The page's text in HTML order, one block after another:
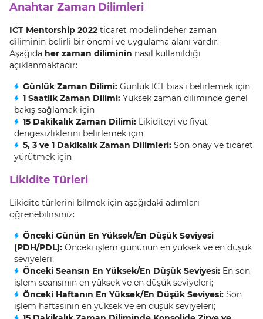
Anahtar Zaman Dilimleri
ICT Mentorship 2022 ticaret modelindeher zaman
diliminin belirli bir önemi ve uygulama alanı vardır.
Aşağıda her zaman diliminin nasıl kullanıldığı
açıklanmaktadır:
Günlük Zaman Dilimi: Günlük ICT bias’ı belirlemek için
1 Saatlik Zaman Dilimi: Yüksek zaman diliminde genel
bakış sağlamak için
15 Dakikalık Zaman Dilimi: Likiditeyi ve fiyat
dengesizliklerini belirlemek için
5, 3 ve 1 Dakikalık Zaman Dilimleri: Son onay ve ticaret
yürütmek için
Likidite Türleri
Likidite türlerini bilmek için aşağıdaki adımları
öğrenebilirsiniz:
Önceki Günün En Yüksek/En Düşük Seviyesi
(PDH/PDL): Önceki işlem gününün en yüksek ve en düşük
seviyeleri;
Önceki Seansın En Yüksek/En Düşük Seviyesi: En son
işlem seansının en yüksek ve en düşük seviyeleri;
Önceki Haftanın En Yüksek/En Düşük Seviyesi: Son
işlem haftasının en yüksek ve en düşük seviyeleri;